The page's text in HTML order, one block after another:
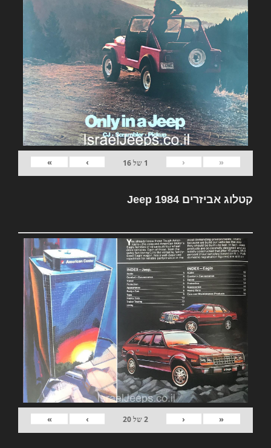
«
‹
1 של16
›
»
קטלוג אביזרים Jeep 1984
«
‹
2של20
›
»